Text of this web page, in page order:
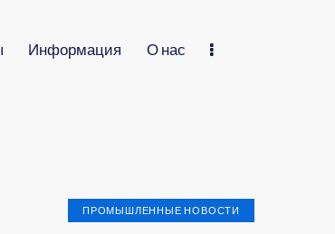
Информация О нас
ПРОМЫШЛЕННЫЕ НОВОСТИ